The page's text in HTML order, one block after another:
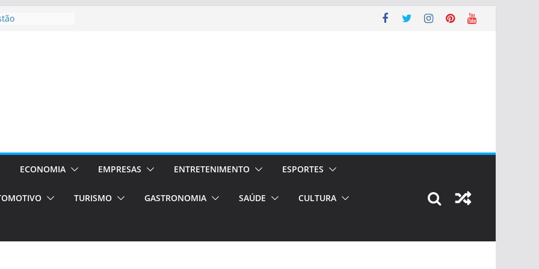
em Porto
de transfer,
de alto padrão
–
o segundo
únicas e
volta!ECONOMIA EMPRESAS ENTRETENIMENTO ESPORTES
TURISMO GASTRONOMIA SAÚDE CULTURA